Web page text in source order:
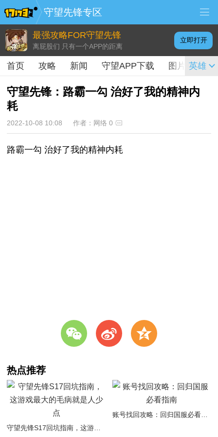
守望先锋专区
最强攻略FOR守望先锋
离屁股们 只有一个APP的距离
立即打开
首页 攻略 新闻 守望APP下载 图片 视频
英雄
守望先锋：路霸一勾 治好了我的精神内
耗
2022-10-08 10:08 作者：网络 0
路霸一勾 治好了我的精神内耗
w t z
热点推荐